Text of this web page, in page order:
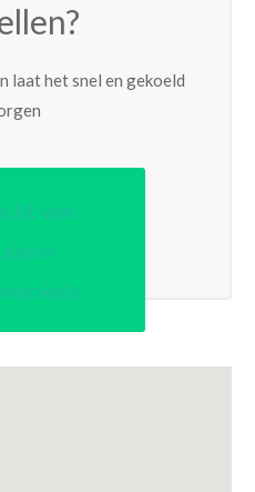
laat het snel en gekoeld
van